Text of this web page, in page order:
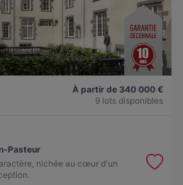
À partir de 340 000 €
9 lots disponibles
Pasteur
nichée au cœur d'un